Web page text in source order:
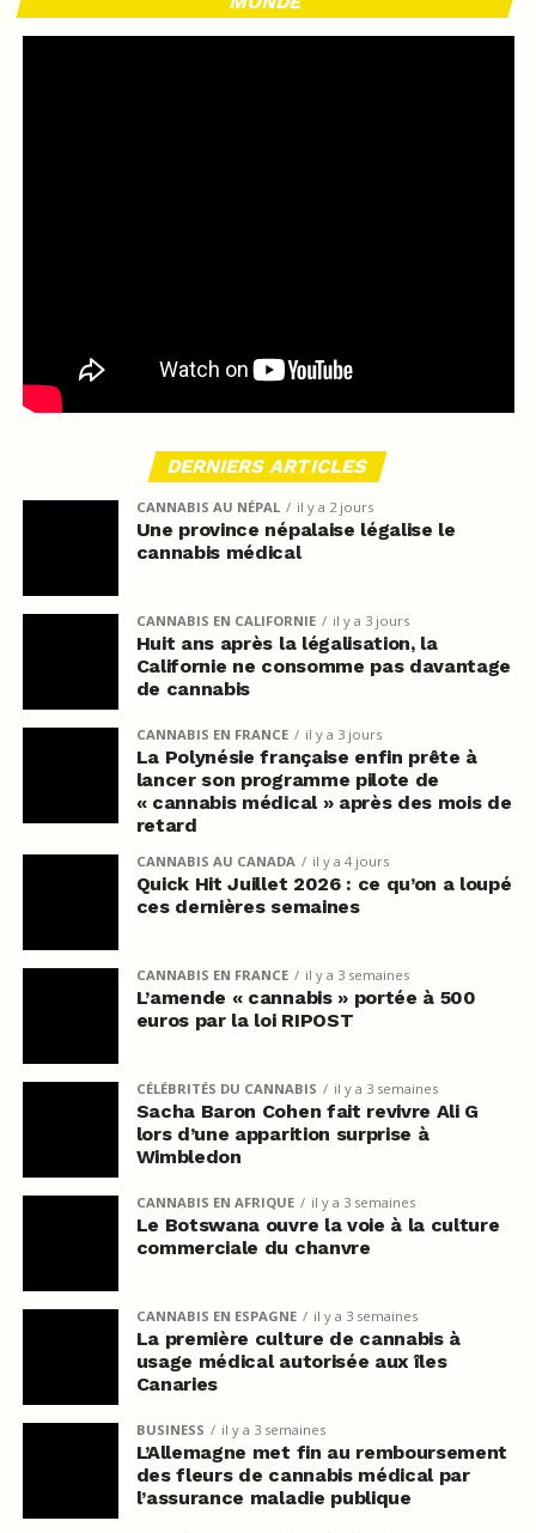
DERNIERS ARTICLES
CANNABIS AU NÉPAL il y a 2 jours
Une province népalaise légalise le
cannabis médical
CANNABIS EN CALIFORNIE il y a 3 jours
Huit ans après la légalisation, la
Californie ne consomme pas davantage
de cannabis
CANNABIS EN FRANCE il y a 3 jours
La Polynésie française enfin prête à
lancer son programme pilote de
« cannabis médical » après des mois de
retard
CANNABIS AU CANADA il y a 4 jours
Quick Hit Juillet 2026 : ce qu’on a loupé
ces dernières semaines
CANNABIS EN FRANCE il y a 3 semaines
L’amende « cannabis » portée à 500
euros par la loi RIPOST
CÉLÉBRITÉS DU CANNABIS il y a 3 semaines
Sacha Baron Cohen fait revivre Ali G
lors d’une apparition surprise à
Wimbledon
CANNABIS EN AFRIQUE il y a 3 semaines
Le Botswana ouvre la voie à la culture
commerciale du chanvre
CANNABIS EN ESPAGNE il y a 3 semaines
La première culture de cannabis à
usage médical autorisée aux îles
Canaries
BUSINESS il y a 3 semaines
L’Allemagne met fin au remboursement
des fleurs de cannabis médical par
l’assurance maladie publique